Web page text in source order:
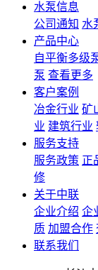
水泵信息
公司通知 水
产品中心
自平衡多级
泵 查看更多
客户案例
冶金行业 矿
业 建筑行业
服务支持
服务政策 正
修
关于中联
企业介绍 企
质 加盟合作
联系我们